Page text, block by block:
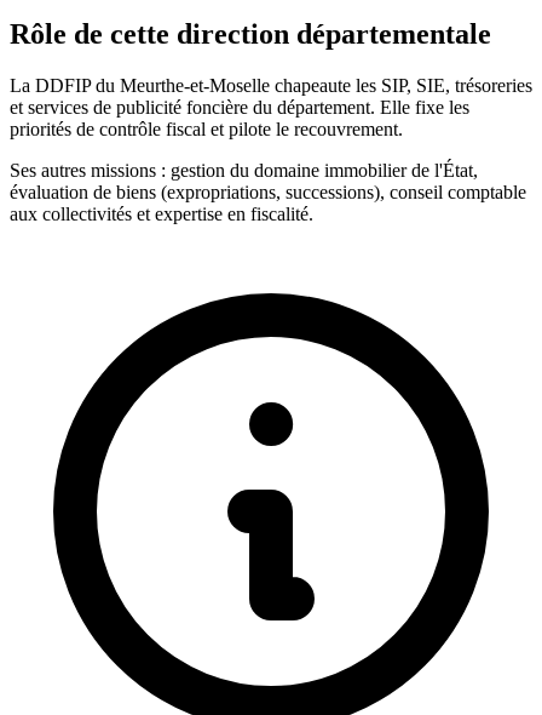
Rôle de cette direction départementale
La DDFIP du Meurthe-et-Moselle chapeaute les SIP, SIE, trésoreries
et services de publicité foncière du département. Elle fixe les
priorités de contrôle fiscal et pilote le recouvrement.
Ses autres missions : gestion du domaine immobilier de l'État,
évaluation de biens (expropriations, successions), conseil comptable
aux collectivités et expertise en fiscalité.